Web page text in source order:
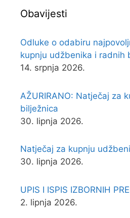
Obavijesti
Odluke o odabiru
kupnju udžbenika i radnih
14. srpnja 2026.
AŽURIRANO: Natječaj za
bilježnica
30. lipnja 2026.
Natječaj za kupnju
30. lipnja 2026.
UPIS I ISPIS IZBORNIH
2. lipnja 2026.